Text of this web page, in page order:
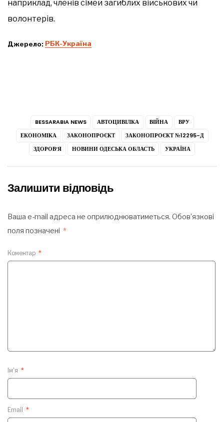
наприклад, членів сімей загиблих військових чи
волонтерів.
Джерело: РБК-Україна
BESSARABIA NEWS АВТОЦИВІЛКА ВІЙНА
ВРУ
ЕКОНОМІКА
ЗАКОНОПРОЄКТ
ЗАКОНОПРОЄКТ №12295-Д
ЗДОРОВ’Я
НОВИНИ ОДЕСЬКА ОБЛАСТЬ УКРАЇНА
Залишити відповідь
Ваша e-mail адреса не оприлюднюватиметься. Обов’язкові
поля позначені *
Коментар *
Ім'я *
Email *